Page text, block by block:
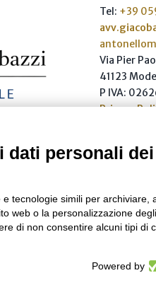
Tel: +39
Via Pier
41123
P IVA:
Privacy
Scrivici
byNetly| Copyright 2026
dati personali dei
tecnologie simili per archiviare,
web o la personalizzazione
di non consentire alcuni tipi di
Powered by